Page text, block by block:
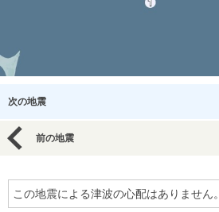
次の地震
前の地震
この地震による津波の心配はありません。